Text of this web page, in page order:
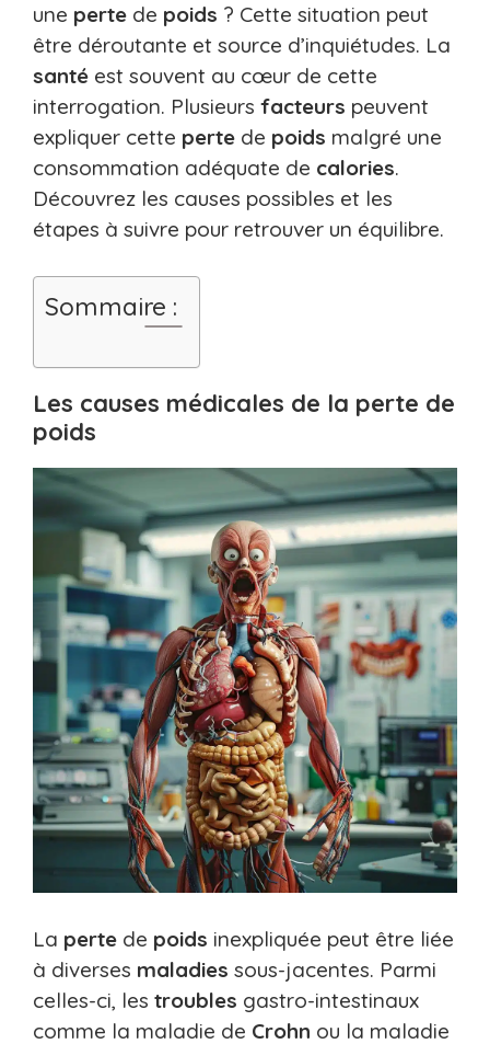
une perte de poids ? Cette situation peut
être déroutante et source d’inquiétudes. La
santé est souvent au cœur de cette
interrogation. Plusieurs facteurs peuvent
expliquer cette perte de poids malgré une
consommation adéquate de calories.
Découvrez les causes possibles et les
étapes à suivre pour retrouver un équilibre.
Sommaire :
Les causes médicales de la perte de
poids
La perte de poids inexpliquée peut être liée
à diverses maladies sous-jacentes. Parmi
celles-ci, les troubles gastro-intestinaux
comme la maladie de Crohn ou la maladie